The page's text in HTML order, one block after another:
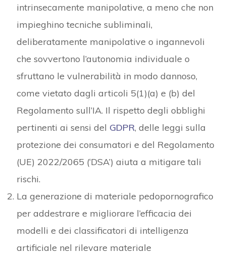
intrinsecamente manipolative, a meno che non
impieghino tecniche subliminali,
deliberatamente manipolative o ingannevoli
che sovvertono l’autonomia individuale o
sfruttano le vulnerabilità in modo dannoso,
come vietato dagli articoli 5(1)(a) e (b) del
Regolamento sull’IA. Il rispetto degli obblighi
pertinenti ai sensi del GDPR, delle leggi sulla
protezione dei consumatori e del Regolamento
(UE) 2022/2065 (‘DSA’) aiuta a mitigare tali
rischi.
La generazione di materiale pedopornografico
per addestrare e migliorare l’efficacia dei
modelli e dei classificatori di intelligenza
artificiale nel rilevare materiale